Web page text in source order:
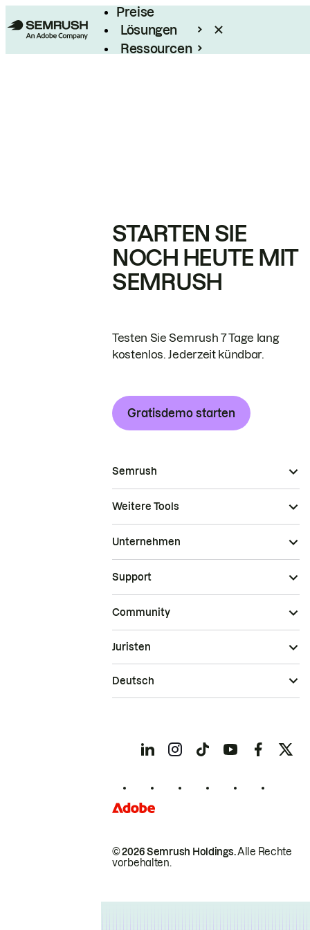
Preise
Lösungen
Ressourcen
STARTEN SIE
NOCH HEUTE MIT
SEMRUSH
Testen Sie Semrush 7 Tage lang
kostenlos. Jederzeit kündbar.
Gratisdemo starten
Semrush
Weitere Tools
Unternehmen
Support
Community
© 2026 Semrush Holdings.Alle Rechte
vorbehalten.
Juristen
Deutsch